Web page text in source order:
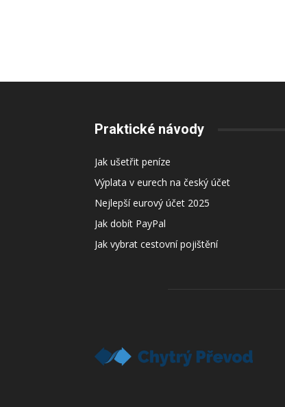
Praktické návody
Jak ušetřit peníze
Výplata v eurech na český účet
Nejlepší eurový účet 2025
Jak dobít PayPal
Jak vybrat cestovní pojištění